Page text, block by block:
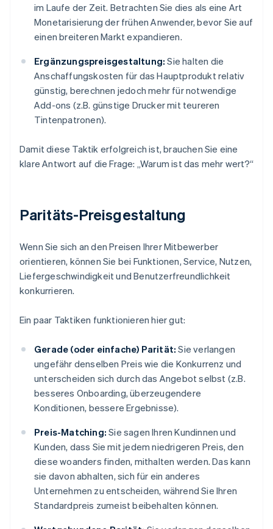
im Laufe der Zeit. Betrachten Sie dies als eine Art
Monetarisierung der frühen Anwender, bevor Sie auf
einen breiteren Markt expandieren.
Ergänzungspreisgestaltung: Sie halten die
Anschaffungskosten für das Hauptprodukt relativ
günstig, berechnen jedoch mehr für notwendige
Add-ons (z.B. günstige Drucker mit teureren
Tintenpatronen).
Damit diese Taktik erfolgreich ist, brauchen Sie eine
klare Antwort auf die Frage: „Warum ist das mehr wert?“
Paritäts-Preisgestaltung
Wenn Sie sich an den Preisen Ihrer Mitbewerber
orientieren, können Sie bei Funktionen, Service, Nutzen,
Liefergeschwindigkeit und Benutzerfreundlichkeit
konkurrieren.
Ein paar Taktiken funktionieren hier gut:
Gerade (oder einfache) Parität: Sie verlangen
ungefähr denselben Preis wie die Konkurrenz und
unterscheiden sich durch das Angebot selbst (z.B.
besseres Onboarding, überzeugendere
Konditionen, bessere Ergebnisse).
Preis-Matching: Sie sagen Ihren Kundinnen und
Kunden, dass Sie mit jedem niedrigeren Preis, den
diese woanders finden, mithalten werden. Das kann
sie davon abhalten, sich für ein anderes
Unternehmen zu entscheiden, während Sie Ihren
Standardpreis zumeist beibehalten können.